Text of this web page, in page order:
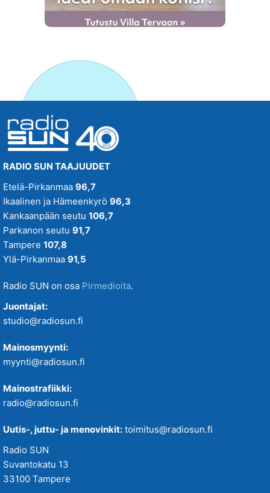
RADIO SUN TAAJUUDET
Etelä-Pirkanmaa 96,7
Ikaalinen ja Hämeenkyrö 96,3
Kankaanpään seutu 106,7
Parkanon seutu 91,7
Tampere 107,8
Ylä-Pirkanmaa 91,5
Radio SUN on osa Pirmedioita.
Juontajat:
studio@radiosun.fi
Mainosmyynti:
myynti@radiosun.fi
Mainostrafiikki:
radio@radiosun.fi
Uutis-, juttu- ja menovinkit: toimitus@radiosun.fi
Radio SUN
Suvantokatu 13
33100 Tampere